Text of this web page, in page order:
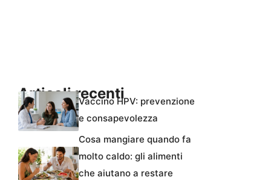
Articoli recentiVaccino HPV: prevenzione
e consapevolezza
Cosa mangiare quando fa
molto caldo: gli alimenti
che aiutano a restare